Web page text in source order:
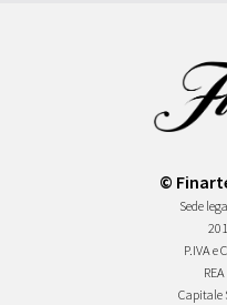
©
Sede
P.IVA e
REA
Capitale